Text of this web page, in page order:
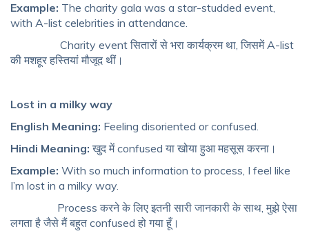
Example: The charity gala was a star-studded event,
with A-list celebrities in attendance.
Charity event सितारों से भरा कार्यक्रम था, जिसमें A-list
की मशहूर हस्तियां मौजूद थीं।
Lost in a milky way
English Meaning: Feeling disoriented or confused.
Hindi Meaning: खुद में confused या खोया हुआ महसूस करना।
Example: With so much information to process, I feel like
I’m lost in a milky way.
Process करने के लिए इतनी सारी जानकारी के साथ, मुझे ऐसा
लगता है जैसे मैं बहुत confused हो गया हूँ।